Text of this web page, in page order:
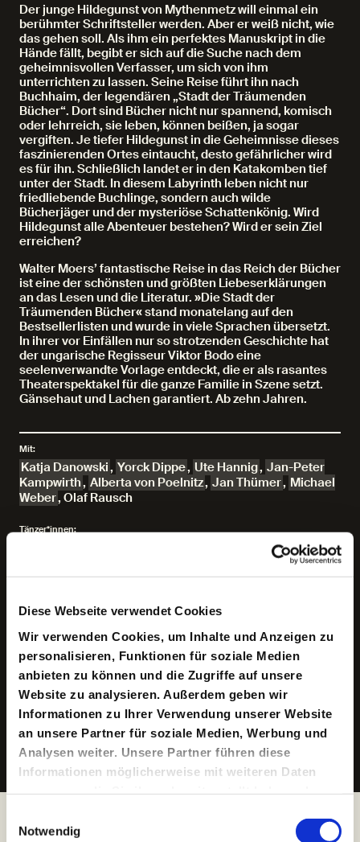
Diese Webseite verwendet Cookies
Wir verwenden Cookies, um Inhalte und Anzeigen zu
personalisieren, Funktionen für soziale Medien
anbieten zu können und die Zugriffe auf unsere
Website zu analysieren. Außerdem geben wir
Informationen zu Ihrer Verwendung unserer Website
an unsere Partner für soziale Medien, Werbung und
Analysen weiter. Unsere Partner führen diese
Informationen möglicherweise mit weiteren Daten
gesammelt haben.
Notwendig
Der junge Hildegunst von Mythenmetz will einmal ein
berühmter Schriftsteller werden. Aber er weiß nicht, wie
das gehen soll. Als ihm ein perfektes Manuskript in die
Hände fällt, begibt er sich auf die Suche nach dem
geheimnisvollen Verfasser, um sich von ihm
unterrichten zu lassen. Seine Reise führt ihn nach
Buchhaim, der legendären „Stadt der Träumenden
Bücher“. Dort sind Bücher nicht nur spannend, komisch
oder lehrreich, sie leben, können beißen, ja sogar
vergiften. Je tiefer Hildegunst in die Geheimnisse dieses
faszinierenden Ortes eintaucht, desto gefährlicher wird
es für ihn. Schließlich landet er in den Katakomben tief
unter der Stadt. In diesem Labyrinth leben nicht nur
friedliebende Buchlinge, sondern auch wilde
Bücherjäger und der mysteriöse Schattenkönig. Wird
Hildegunst alle Abenteuer bestehen? Wird er sein Ziel
erreichen?
Walter Moers’ fantastische Reise in das Reich der Bücher
ist eine der schönsten und größten Liebeserklärungen
an das Lesen und die Literatur. »Die Stadt der
Träumenden Bücher« stand monatelang auf den
Bestsellerlisten und wurde in viele Sprachen übersetzt.
In ihrer vor Einfällen nur so strotzenden Geschichte hat
der ungarische Regisseur Viktor Bodo eine
seelenverwandte Vorlage entdeckt, die er als rasantes
Theaterspektakel für die ganze Familie in Szene setzt.
Gänsehaut und Lachen garantiert. Ab zehn Jahren.
Mit:
Katja Danowski, Yorck Dippe, Ute Hannig, Jan-Peter
Kampwirth, Alberta von Poelnitz, Jan Thümer, Michael
Weber, Olaf Rausch
Tänzer*innen:
Clara Bähr, Daria Barbone, Alessia Marra, Alanna
Reimpell Bravo, Rodolpho Sagbo, Edwin E. Sanchez,
Cristina Vaino
Alle Beteiligten anzeigen
Regie:
Bühne:
Zita Schnabel
Kostüme:
Eszter Kálmán